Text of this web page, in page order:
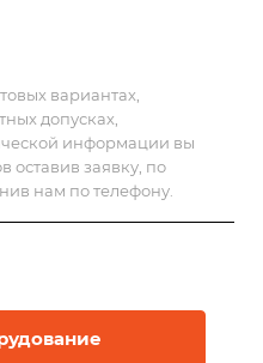
вариантах,
допусках,
информации вы
оставив заявку, по
нам по телефону.